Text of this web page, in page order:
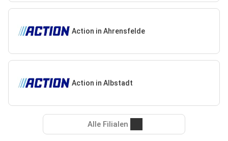
Action in Ahrensfelde
Action in Albstadt
Alle Filialen